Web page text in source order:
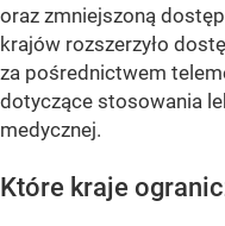
oraz zmniejszoną
krajów rozszerzyło
za pośrednictwem
dotyczące stosowania
medycznej.
Które kraje